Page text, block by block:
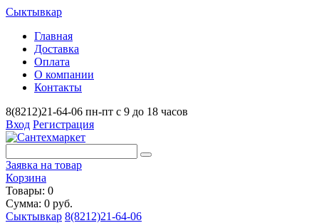
Сыктывкар
Главная
Доставка
Оплата
О компании
Контакты
8(8212)21-64-06 пн-пт с 9 до 18 часов
Вход Регистрация
Заявка на товар
Корзина
Товары: 0
Сумма: 0 руб.
Сыктывкар 8(8212)21-64-06